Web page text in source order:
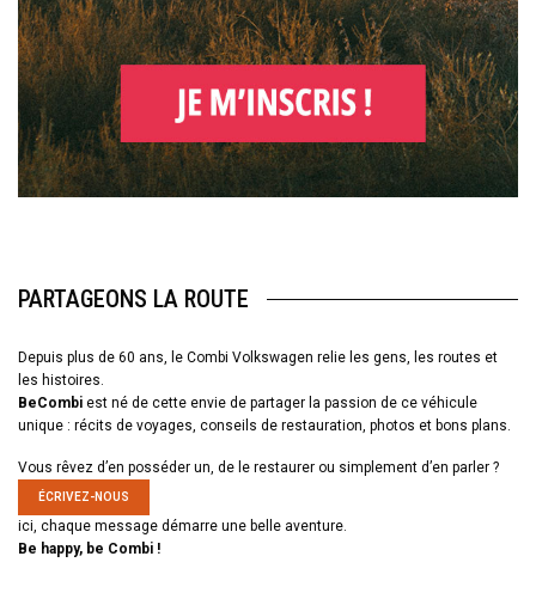
PARTAGEONS LA ROUTE
Depuis plus de 60 ans, le Combi Volkswagen relie les gens, les routes et
les histoires.
BeCombi est né de cette envie de partager la passion de ce véhicule
unique : récits de voyages, conseils de restauration, photos et bons plans.
Vous rêvez d’en posséder un, de le restaurer ou simplement d’en parler ?
ÉCRIVEZ-NOUS
ici, chaque message démarre une belle aventure.
Be happy, be Combi !